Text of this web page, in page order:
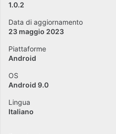
1.0.2
Data di aggiornamento
23 maggio 2023
Piattaforme
Android
OS
Android 9.0
Lingua
Italiano